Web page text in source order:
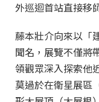
外巡迴首站直接移
藤本壯介向來以「
聞名，展覽不僅將
領觀眾深入探索他
莫過於在衛星展區